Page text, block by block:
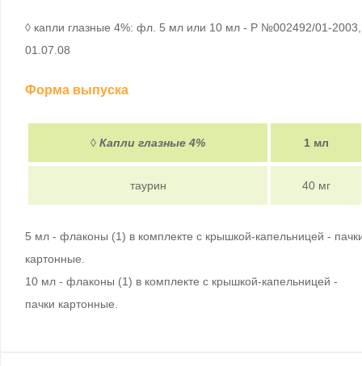
◊ капли глазные 4%: фл. 5 мл или 10 мл - Р №002492/01-2003,
01.07.08
Форма выпуска
◊ Капли глазные 4% 1 мл
таурин 40 мг
5 мл - флаконы (1) в комплекте с крышкой-капельницей -
картонные.
10 мл - флаконы (1) в комплекте с крышкой-капельницей -
пачки картонные.